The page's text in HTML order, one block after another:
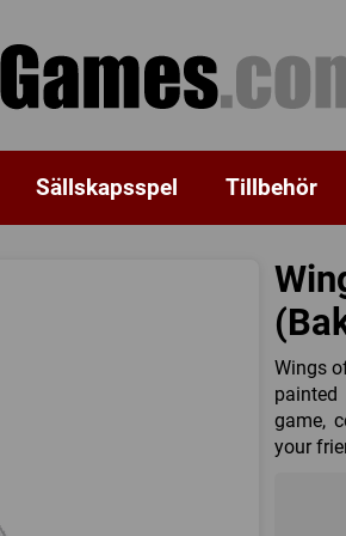
Sällskapsspel Tillbehör
Wings
game,
your